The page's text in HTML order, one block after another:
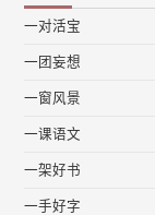
一对活宝
一团妄想
一窗风景
一课语文
一架好书
一手好字